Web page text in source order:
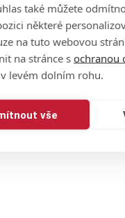
také můžete
některé
na tuto webovou
na stránce s ochranou
v levém dolním rohu.
vše